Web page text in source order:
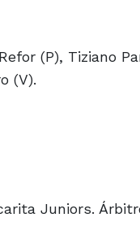
(P), Tiziano
(V).
Juniors.